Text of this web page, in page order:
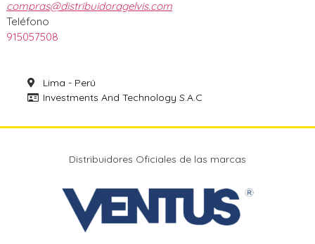
compras@distribuidoragelvis.com
Teléfono
915057508
Lima - Perú
Investments And Technology S.A.C
Distribuidores Oficiales de las marcas